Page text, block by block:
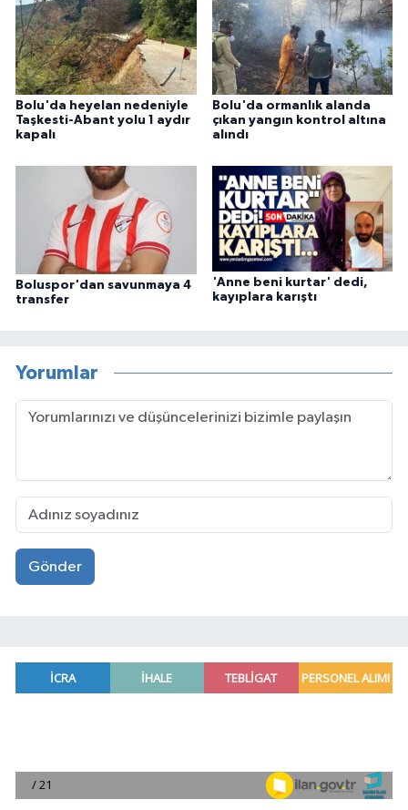
Bolu'da heyelan nedeniyle
Taşkesti-Abant yolu 1 aydır
kapalı
Bolu'da ormanlık alanda
çıkan yangın kontrol altına
alındı
Boluspor'dan savunmaya 4
transfer
'Anne beni kurtar' dedi,
kayıplara karıştı
Yorumlar
Gönder